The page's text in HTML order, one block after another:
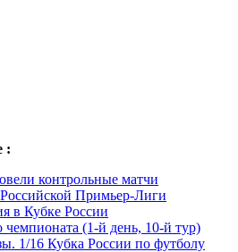
:
контрольные матчи
Примьер-Лиги
в Кубке России
чемпионата (1-й день, 10-й тур)
1/16 Кубка России по футболу